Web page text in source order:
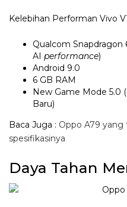
Kelebihan Performan Vivo
Qualcom Snapdragon
AI performance)
Android 9.0
6 GB RAM
New Game Mode 5.0
Baru)
Baca Juga : Oppo A79
spesifikasinya
Daya Tahan